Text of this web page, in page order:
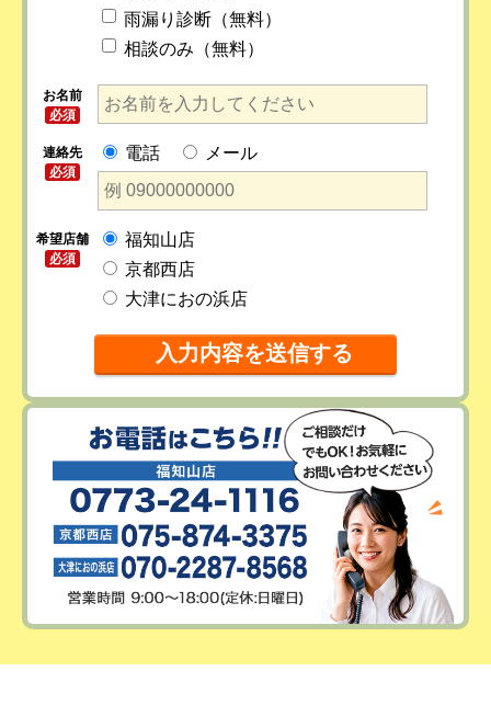
雨漏り診断（無料）
相談のみ（無料）
お名前
必須
連絡先
必須
電話 メール
希望店舗
必須
福知山店
京都西店
大津におの浜店